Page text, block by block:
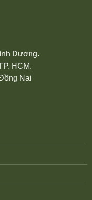
Dương.
HCM.
Nai